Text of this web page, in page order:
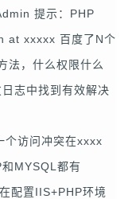
提示：PHP
at xxxxx 百度了N个
法，什么权限什么
志中找到有效解决
个访问冲突在xxxx
MYSQL都有
配置IIS+PHP环境